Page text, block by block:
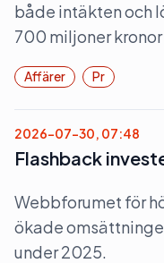
både intäkten och
700 miljoner
Affärer Pr
2026-07-30, 07:48
Flashback
Webbforumet för
ökade
under 2025.